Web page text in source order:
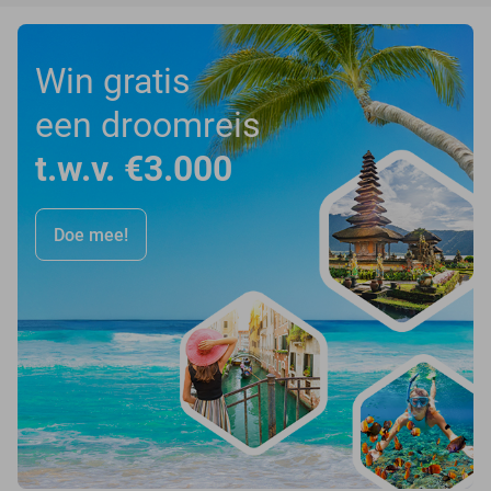
Win gratis
een droomreis
t.w.v. €3.000
Doe mee!